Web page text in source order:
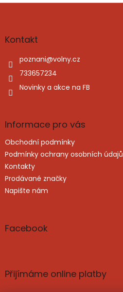
Z
aKontakt
poznani@volny.cz
733657234
Novinky a akce na FB
Informace pro vás
Obchodní podmínky
Podmínky ochrany osobních údajů
Kontakty
Prodávané značky
Napište nám
Facebook
Přijímáme online platby